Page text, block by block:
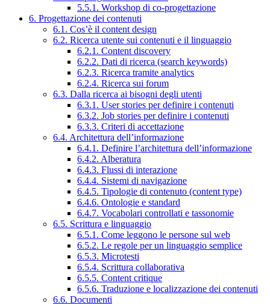
5.5.1. Workshop di co-progettazione
6. Progettazione dei contenuti
6.1. Cos’è il content design
6.2. Ricerca utente sui contenuti e il linguaggio
6.2.1. Content discovery
6.2.2. Dati di ricerca (search keywords)
6.2.3. Ricerca tramite analytics
6.2.4. Ricerca sui forum
6.3. Dalla ricerca ai bisogni degli utenti
6.3.1. User stories per definire i contenuti
6.3.2. Job stories per definire i contenuti
6.3.3. Criteri di accettazione
6.4. Architettura dell’informazione
6.4.1. Definire l’architettura dell’informazione
6.4.2. Alberatura
6.4.3. Flussi di interazione
6.4.4. Sistemi di navigazione
6.4.5. Tipologie di contenuto (content type)
6.4.6. Ontologie e standard
6.4.7. Vocabolari controllati e tassonomie
6.5. Scrittura e linguaggio
6.5.1. Come leggono le persone sul web
6.5.2. Le regole per un linguaggio semplice
6.5.3. Microtesti
6.5.4. Scrittura collaborativa
6.5.5. Content critique
6.5.6. Traduzione e localizzazione dei contenuti
6.6. Documenti